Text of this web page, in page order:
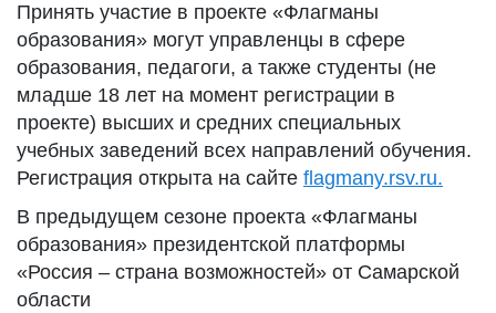
Принять участие в проекте «Флагманы
образования» могут управленцы в сфере
образования, педагоги, а также студенты (не
младше 18 лет на момент регистрации в
проекте) высших и средних специальных
учебных заведений всех направлений обучения.
Регистрация открыта на сайте flagmany.rsv.ru.
В предыдущем сезоне проекта «Флагманы
образования» президентской платформы
«Россия – страна возможностей» от Самарской
области